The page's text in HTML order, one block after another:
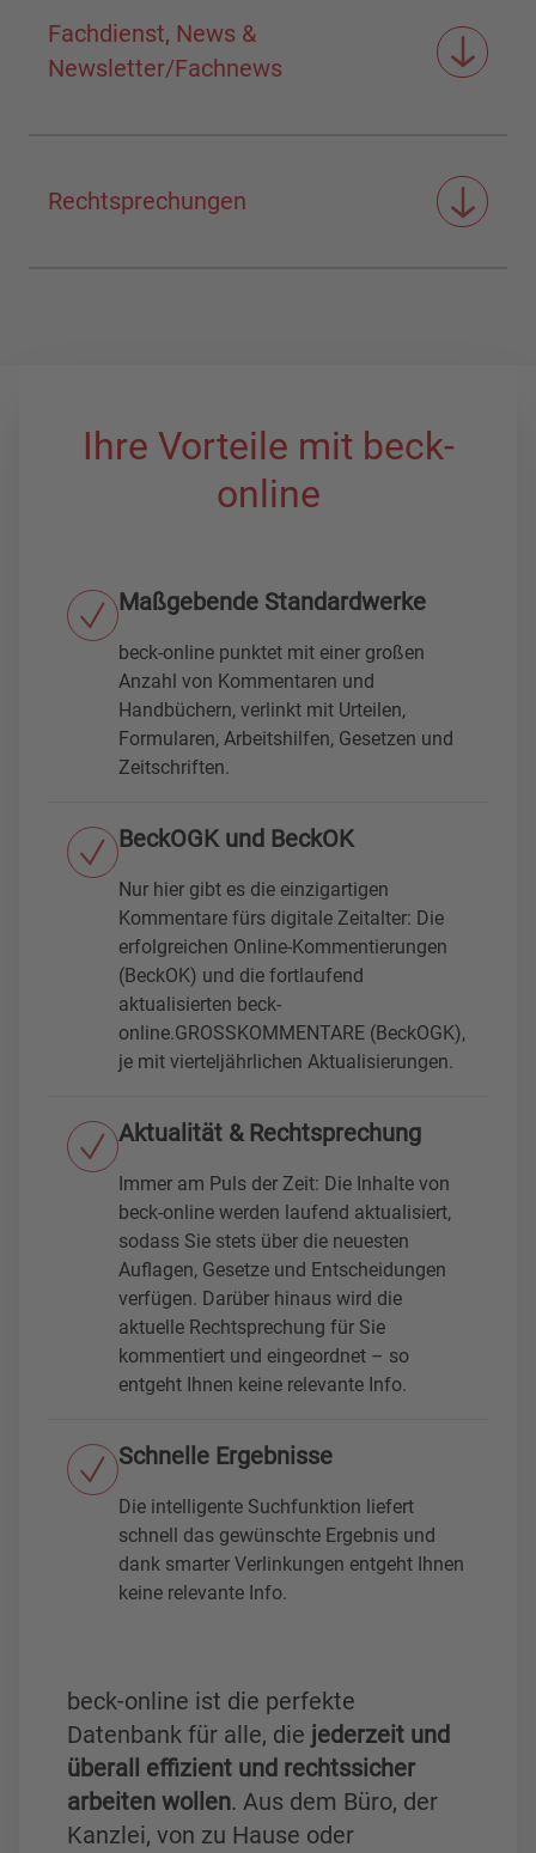
Fachdienst, News &
Newsletter/Fachnews
Rechtsprechungen
Ihre Vorteile mit beck-
online
Maßgebende Standardwerke
beck-online punktet mit einer großen
Anzahl von Kommentaren und
Handbüchern, verlinkt mit Urteilen,
Formularen, Arbeitshilfen, Gesetzen und
Zeitschriften.
BeckOGK und BeckOK
Nur hier gibt es die einzigartigen
Kommentare fürs digitale Zeitalter: Die
erfolgreichen Online-Kommentierungen
(BeckOK) und die fortlaufend
aktualisierten beck-
online.GROSSKOMMENTARE (BeckOGK),
je mit vierteljährlichen Aktualisierungen.
Aktualität & Rechtsprechung
Immer am Puls der Zeit: Die Inhalte von
beck-online werden laufend aktualisiert,
sodass Sie stets über die neuesten
Auflagen, Gesetze und Entscheidungen
verfügen. Darüber hinaus wird die
aktuelle Rechtsprechung für Sie
kommentiert und eingeordnet – so
entgeht Ihnen keine relevante Info.
Schnelle Ergebnisse
Die intelligente Suchfunktion liefert
schnell das gewünschte Ergebnis und
dank smarter Verlinkungen entgeht Ihnen
keine relevante Info.
beck-online ist die perfekte
Datenbank für alle, die jederzeit und
überall effizient und rechtssicher
arbeiten wollen. Aus dem Büro, der
Kanzlei, von zu Hause oder